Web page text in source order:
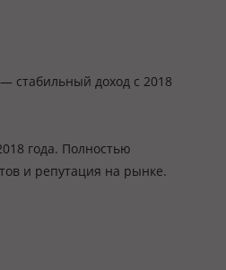
стабильный доход с 2018
года. Полностью
и репутация на рынке.